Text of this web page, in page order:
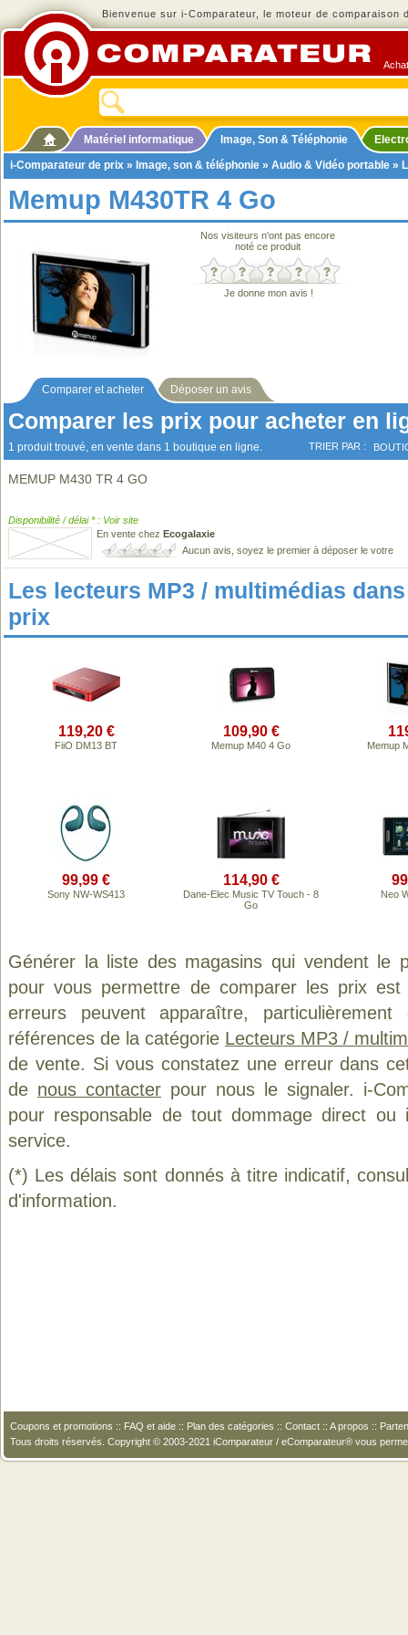
Bienvenue sur i-Comparateur, le moteur de comparaison
Matériel informatique Image, Son & Téléphonie
i-Comparateur de prix » Image, son & téléphonie » Audio & Vidéo portable »
Memup M430TR 4 Go
Nos visiteurs n'ont pas encore
noté ce produit
Je donne mon avis !
Comparer et acheter Déposer un avis
Comparer les prix pour acheter en
1 produit trouvé, en vente dans 1 boutique en ligne. TRIER PAR :
MEMUP M430 TR 4 GO
Disponibilité / délai * : Voir site
En vente chez Ecogalaxie
Aucun avis, soyez le premier à déposer le votre
Les lecteurs MP3 / multimédias
prix
119,20 €
FiiO DM13 BT
109,90 €
Memup M40 4 Go Memup
99,99 €
Sony NW-WS413
114,90 €
Dane-Elec Music TV Touch - 8
Go
Neo
Générer la liste des magasins qui vendent le
pour vous permettre de comparer les prix
erreurs peuvent apparaître,
références de la catégorie Lecteurs MP3 /
de vente. Si vous constatez une erreur dans
de nous contacter pour nous le signaler. i-
pour responsable de tout dommage direct
service.
(*) Les délais sont donnés à titre indicatif,
d'information.
Coupons et promotions :: FAQ et aide :: Plan des catégories :: Contact :: A propos ::
Tous droits réservés. Copyright © 2003-2021 iComparateur / eComparateur® vous